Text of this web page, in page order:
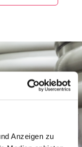
Anzeigen zu